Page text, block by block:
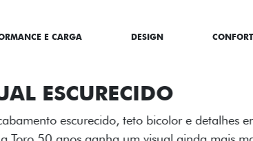
E CARGA DESIGN
ADESIVOS
Os adesivos aplicados no